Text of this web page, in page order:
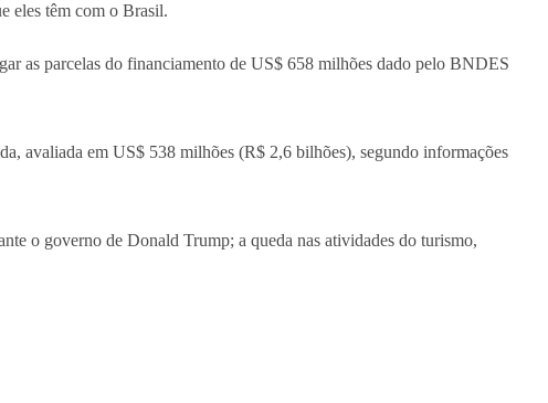
eles têm com o Brasil.
as parcelas do financiamento de US$ 658 milhões dado pelo BNDES
avaliada em US$ 538 milhões (R$ 2,6 bilhões), segundo informações
o governo de Donald Trump; a queda nas atividades do turismo,